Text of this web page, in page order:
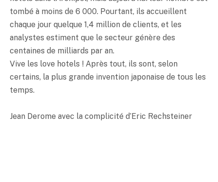
tombé à moins de 6 000. Pourtant, ils accueillent
chaque jour quelque 1,4 million de clients, et les
analystes estiment que le secteur génère des
centaines de milliards par an.
Vive les love hotels ! Après tout, ils sont, selon
certains, la plus grande invention japonaise de tous les
temps.
Jean Derome avec la complicité d’Eric Rechsteiner